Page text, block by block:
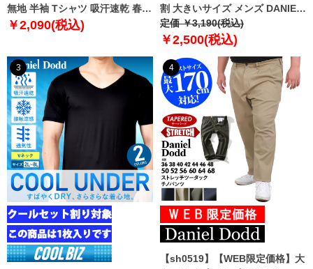
無地 半袖 Tシャツ 吸汗速乾 春夏
新作 tjt-2602dry5 【fre】
￥2,090(税込)
割 大きいサイズ メンズ DANIEL
DODD 吸汗速乾 半袖 無地 スポ
ーツ ポロシャツ azpr-009008h
定価 ￥3,190(税込)
￥2,500(税込)
3 4
【sh0519】【WEB限定価格】大